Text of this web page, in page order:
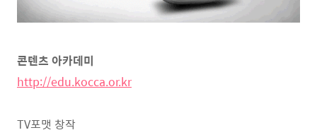
콘텐츠 아카데미
http://edu.kocca.or.kr
TV포맷 창작